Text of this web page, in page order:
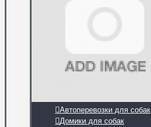
Автоперевозки для собак
Домики для собак